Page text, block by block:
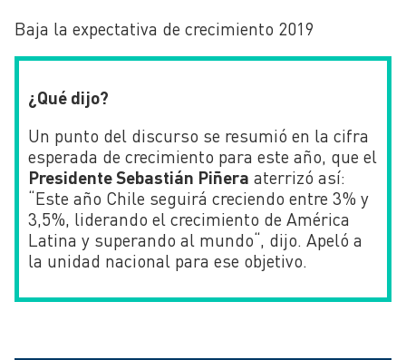
Baja la expectativa de crecimiento 2019
¿Qué dijo?
Un punto del discurso se resumió en la cifra
esperada de crecimiento para este año, que el
Presidente Sebastián Piñera aterrizó así:
“Este año Chile seguirá creciendo entre 3% y
3,5%, liderando el crecimiento de América
Latina y superando al mundo“, dijo. Apeló a
la unidad nacional para ese objetivo.